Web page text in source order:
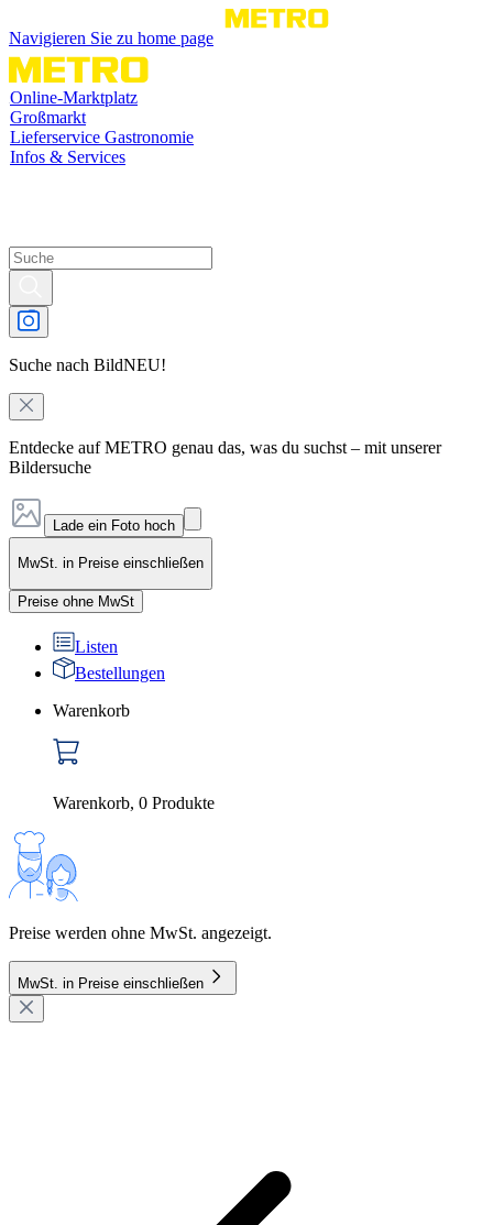
Navigieren Sie zu home page
Online-Marktplatz
Großmarkt
Lieferservice Gastronomie
Infos & Services
Suche nach BildNEU!
Entdecke auf METRO genau das, was du suchst – mit unserer
Bildersuche
Lade ein Foto hoch
MwSt. in Preise einschließen
Preise ohne MwSt
Listen
Bestellungen
Warenkorb
Warenkorb, 0 Produkte
Preise werden ohne MwSt. angezeigt.
MwSt. in Preise einschließen